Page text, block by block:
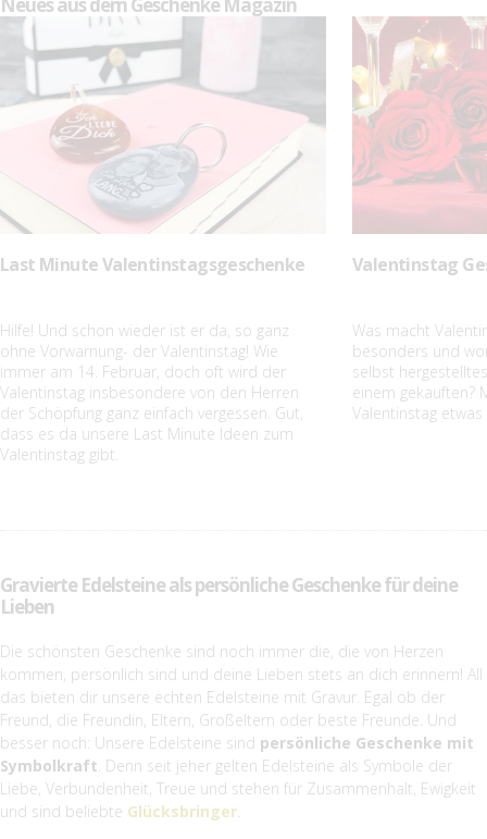
Neues aus dem Geschenke Magazin
Last Minute Valentinstagsgeschenke
Hilfe! Und schon wieder ist er da, so ganz
ohne Vorwarnung- der Valentinstag! Wie
immer am 14. Februar, doch oft wird der
Valentinstag insbesondere von den Herren
der Schöpfung ganz einfach vergessen. Gut,
dass es da unsere Last Minute Ideen zum
Valentinstag gibt.
Valentinstag
Was macht
besonders und
selbst
einem gekauften?
Valentinstag
Gravierte Edelsteine als persönliche Geschenke für deine
Lieben
Die schönsten Geschenke sind noch immer die, die von Herzen
kommen, persönlich sind und deine Lieben stets an dich erinnern! All
das bieten dir unsere echten Edelsteine mit Gravur. Egal ob der
Freund, die Freundin, Eltern, Großeltern oder beste Freunde. Und
besser noch: Unsere Edelsteine sind persönliche Geschenke mit
Symbolkraft. Denn seit jeher gelten Edelsteine als Symbole der
Liebe, Verbundenheit, Treue und stehen für Zusammenhalt, Ewigkeit
und sind beliebte Glücksbringer.